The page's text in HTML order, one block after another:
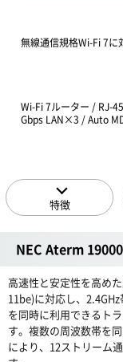
無線通信規格Wi-Fi 7に
Wi-Fi 7ルーター / RJ-
Gbps LAN×3 / Auto
特徴
NEC Aterm
高速性と安定性を高め
11be)に対応し、
を同時に利用できるト
す。複数の周波数帯を
により、12ストリーム